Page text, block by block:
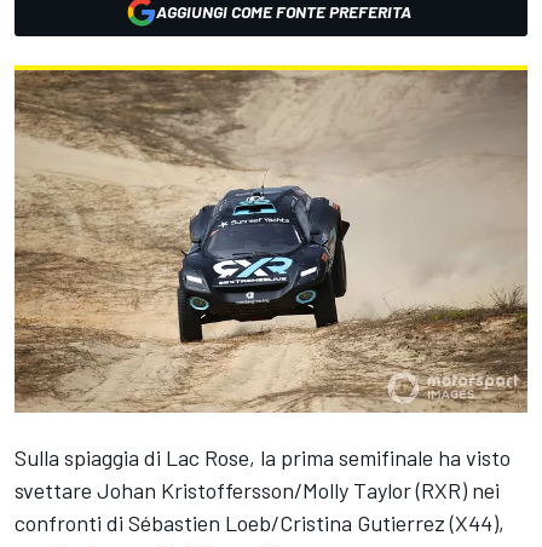
AGGIUNGI COME FONTE PREFERITA
Sulla spiaggia di Lac Rose, la prima semifinale ha visto
svettare Johan Kristoffersson/Molly Taylor (RXR) nei
confronti di Sébastien Loeb/Cristina Gutierrez (X44),